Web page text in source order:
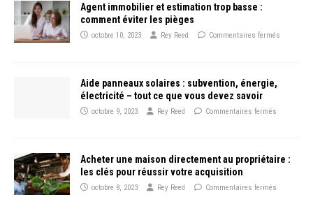
Agent immobilier et estimation trop basse :
comment éviter les pièges
octobre 10, 2023 Rey Reed Commentaires fermés
Aide panneaux solaires : subvention, énergie,
électricité – tout ce que vous devez savoir
octobre 9, 2023 Rey Reed Commentaires fermés
Acheter une maison directement au propriétaire :
les clés pour réussir votre acquisition
octobre 8, 2023 Rey Reed Commentaires fermés